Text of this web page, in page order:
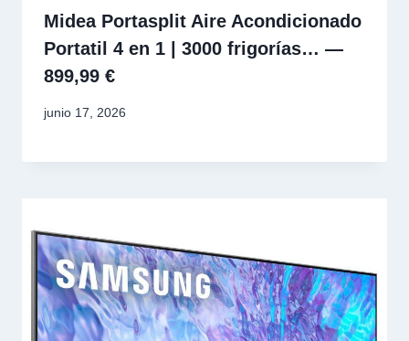
Midea Portasplit Aire Acondicionado
Portatil 4 en 1 | 3000 frigorías… —
899,99 €
junio 17, 2026